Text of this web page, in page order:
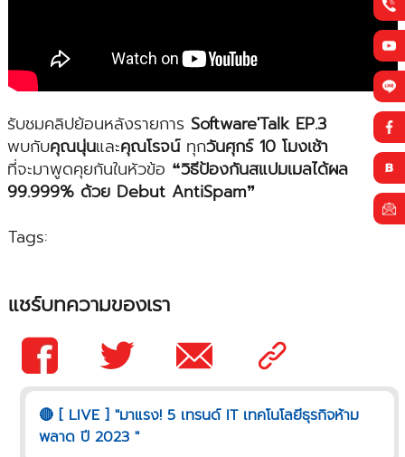
รับชมคลิปย้อนหลังรายการ Software'Talk EP.3
พบกับคุณนุ่นและคุณโรจน์ทุกวันศุกร์ 10 โมงเช้า
ที่จะมาพูดคุยกันในหัวข้อ ❝วิธีป้องกันสแปมเมลได้ผล
99.999% ด้วย Debut AntiSpam❞
Tags:
แชร์บทความของเรา
🔴 [ LIVE ] "มาแรง! 5 เทรนด์ IT เทคโนโลยีธุรกิจห้าม
พลาด ปี 2023 "